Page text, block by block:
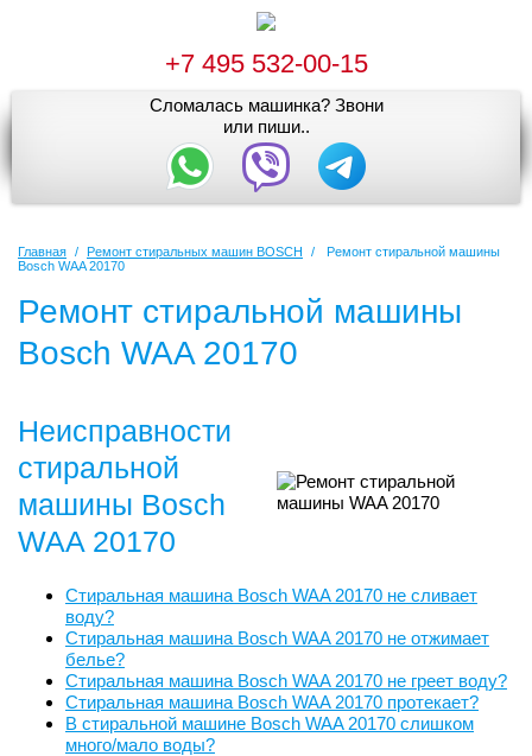
+7 495 532-00-15
Сломалась машинка? Звони
или пиши..
Главная / Ремонт стиральных машин BOSCH /
Ремонт стиральной машины
Bosch WAA 20170
Ремонт стиральной машины
Bosch WAA 20170
Неисправности
стиральной
машины Bosch
WAA 20170
Стиральная машина Bosch WAA 20170 не сливает
воду?
Стиральная машина Bosch WAA 20170 не отжимает
белье?
Стиральная машина Bosch WAA 20170 не греет воду?
Стиральная машина Bosch WAA 20170 протекает?
В стиральной машине Bosch WAA 20170 слишком
много/мало воды?